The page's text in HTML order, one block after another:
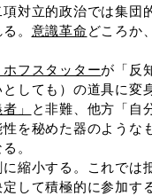
対立的政治では集団
。 意識革命 どころか
ホフスタッターが「反
しても）の道具に変
」
と非難、他方「自
を秘めた器のような
。
縮小する。これでは
して積極的に参加す